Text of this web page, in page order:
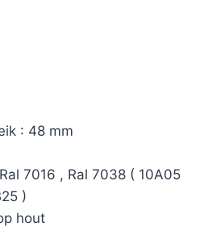
: 48 mm
7016 , Ral 7038 ( 10A05
)
hout